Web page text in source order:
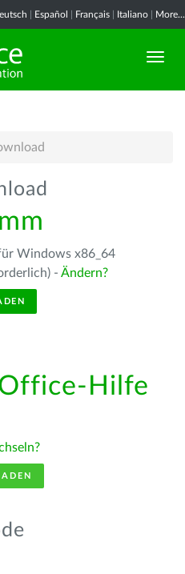
Español Français Italiano More...
Windows x86_64
- Ändern?
Hilfe